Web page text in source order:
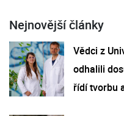
Nejnovější články
Vědci z
odhalili
řídí tvorbu